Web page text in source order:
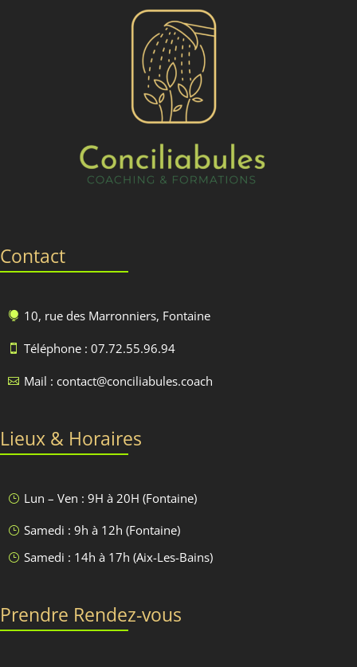
Contact
 10, rue des Marronniers, Fontaine
 Téléphone : 07.72.55.96.94
 Mail : contact@conciliabules.coach
Lieux & Horaires
} Lun – Ven : 9H à 20H (Fontaine)
} Samedi : 9h à 12h (Fontaine)
} Samedi : 14h à 17h (Aix-Les-Bains)
Prendre Rendez-vous